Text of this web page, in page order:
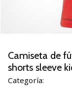
Accelerate
NITRO
SQD
5!
Camiseta de
shorts sleeve
Categoría: